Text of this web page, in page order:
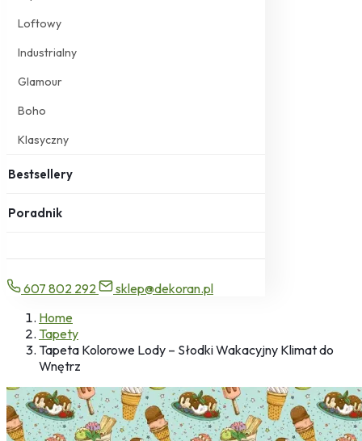
Loftowy
Industrialny
Glamour
Boho
Klasyczny
Bestsellery
Poradnik
607 802 292
sklep@dekoran.pl
Home
Tapety
Tapeta Kolorowe Lody – Słodki Wakacyjny Klimat do
Wnętrz